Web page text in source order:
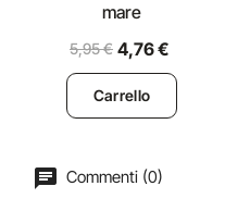
mare
5,95 € 4,76 €
Carrello
Commenti (0)